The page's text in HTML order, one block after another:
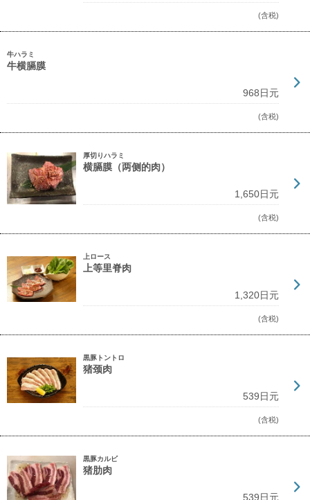
(含税)
牛ハラミ
牛横膈膜
968日元
(含税)
厚切りハラミ
横膈膜（两侧的肉）
1,650日元
(含税)
上ロース
上等里脊肉
1,320日元
(含税)
黒豚トントロ
猪颈肉
539日元
(含税)
黒豚カルビ
猪肋肉
539日元